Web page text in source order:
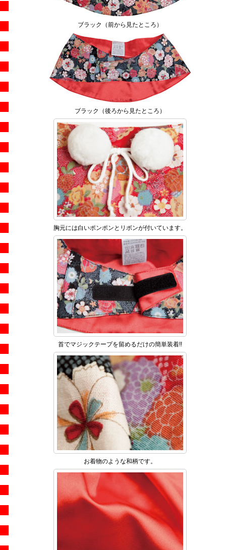
ブラック（前から見たところ）
ブラック（後ろから見たところ）
胸元には白いポンポンとリボンが付いています。
首でマジックテープを留めるだけの簡単装着!!
お着物のような和柄です。